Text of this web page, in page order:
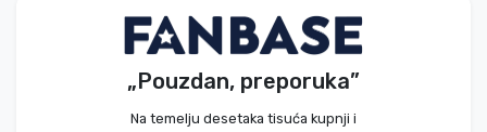
„Pouzdan, preporuka”
Na temelju desetaka tisuća kupnji i